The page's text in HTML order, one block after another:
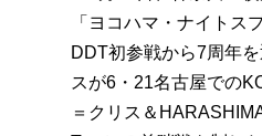
「ヨコハマ・ナイトス
DDT初参戦から7周年
スが6・21名古屋での
＝クリス＆